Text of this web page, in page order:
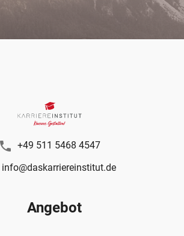
+49 511 5468 4547
info@daskarriereinstitut.de
Angebot